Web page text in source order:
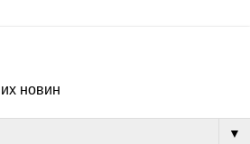
новин
▼